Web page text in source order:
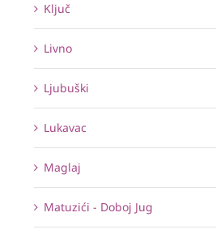
Ključ
Livno
Ljubuški
Lukavac
Maglaj
Matuzići - Doboj Jug